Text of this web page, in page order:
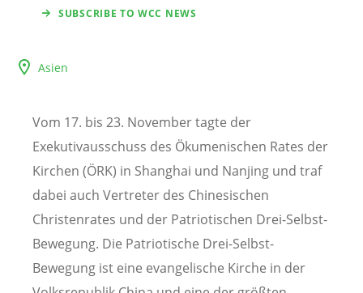
SUBSCRIBE TO WCC NEWS
Asien
Vom 17. bis 23. November tagte der
Exekutivausschuss des Ökumenischen Rates der
Kirchen (ÖRK) in Shanghai und Nanjing und traf
dabei auch Vertreter des Chinesischen
Christenrates und der Patriotischen Drei-Selbst-
Bewegung. Die Patriotische Drei-Selbst-
Bewegung ist eine evangelische Kirche in der